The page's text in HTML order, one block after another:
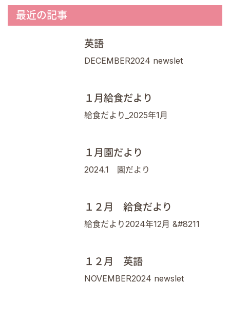
最近の記事
英語
DECEMBER2024 newslet
１月給食だより
給食だより_2025年1月
１月園だより
2024.1 園だより
１２月 給食だより
給食だより2024年12月 &#8211
１２月 英語
NOVEMBER2024 newslet